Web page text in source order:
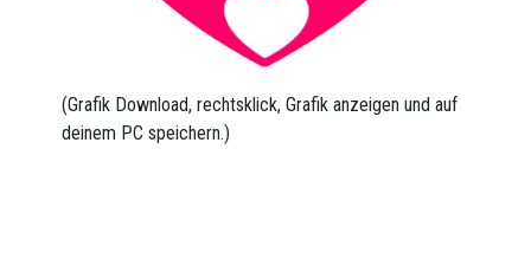
(Grafik Download, rechtsklick, Grafik anzeigen und auf
deinem PC speichern.)